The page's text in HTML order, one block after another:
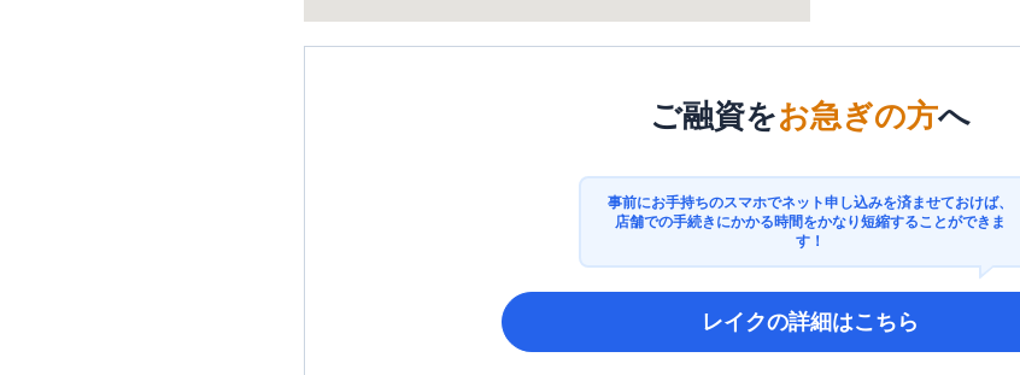
ご融資をお急ぎの方へ
事前にお手持ちのスマホでネット申し込みを済ませておけば、
店舗での手続きにかかる時間をかなり短縮することができま
す！
レイクの詳細はこちら